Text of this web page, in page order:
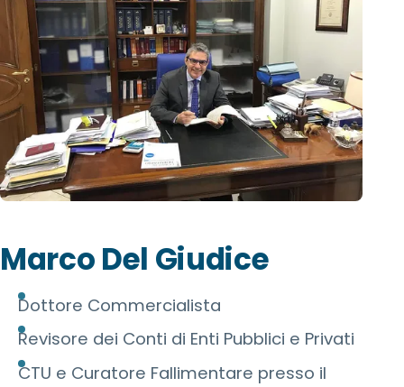
Marco Del Giudice
Dottore Commercialista
Revisore dei Conti di Enti Pubblici e Privati
CTU e Curatore Fallimentare presso il